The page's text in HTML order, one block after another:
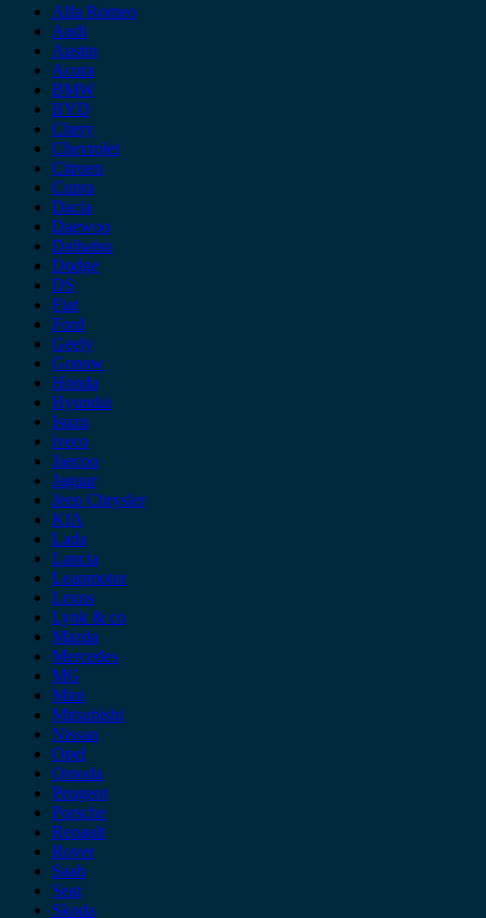
Alfa Romeo
Audi
Austin
Acura
BMW
BYD
Chery
Chevrolet
Citroen
Cupra
Dacia
Daewoo
Daihatsu
Dodge
DS
Fiat
Ford
Geely
Gonow
Honda
Hyundai
Isuzu
iveco
Jaecoo
Jaguar
Jeep Chrysler
KIA
Lada
Lancia
Leapmotor
Lexus
Lynk & co
Mazda
Mercedes
MG
Mini
Mitsubishi
Nissan
Opel
Omoda
Peugeot
Porsche
Renault
Rover
Saab
Seat
Skoda